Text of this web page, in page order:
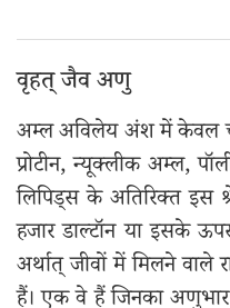
वृहत् जैव अणु
अम्ल अविलेय अंश में केवल
प्रोटीन, न्यूक्लीक अम्ल,
लिपिड्स के अतिरिक्त इस
हजार डाल्टॉन या इसके
अर्थात् जीवों में मिलने वाले